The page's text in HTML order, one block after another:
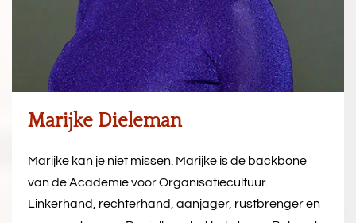
Marijke Dieleman
Marijke kan je niet missen. Marijke is de backbone
van de Academie voor Organisatiecultuur.
Linkerhand, rechterhand, aanjager, rustbrenger en